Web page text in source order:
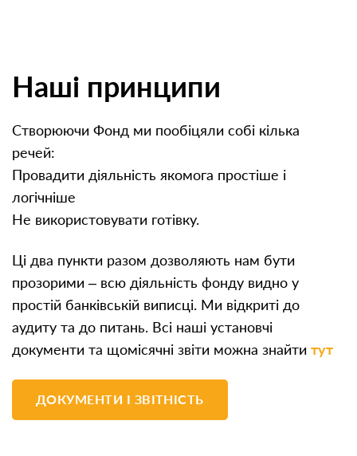
Наші принципи
Створюючи Фонд ми пообіцяли собі кілька
речей:
Провадити діяльність якомога простіше і
логічніше
Не використовувати готівку.
Ці два пункти разом дозволяють нам бути
прозорими – всю діяльність фонду видно у
простій банківській виписці. Ми відкриті до
аудиту та до питань. Всі наші установчі
документи та щомісячні звіти можна знайти тут
ДОКУМЕНТИ І ЗВІТНІСТЬ